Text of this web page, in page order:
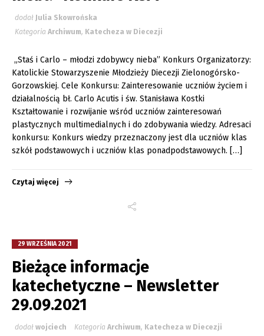
dodał Julia Skowrońska
Kategoria Archiwum, Katecheza w Diecezji
„Staś i Carlo – młodzi zdobywcy nieba” Konkurs Organizatorzy:
Katolickie Stowarzyszenie Młodzieży Diecezji Zielonogórsko-
Gorzowskiej. Cele Konkursu: Zainteresowanie uczniów życiem i
działalnością bł. Carlo Acutis i św. Stanisława Kostki
Kształtowanie i rozwijanie wśród uczniów zainteresowań
plastycznych multimedialnych i do zdobywania wiedzy. Adresaci
konkursu: Konkurs wiedzy przeznaczony jest dla uczniów klas
szkół podstawowych i uczniów klas ponadpodstawowych. […]
Czytaj więcej
29 WRZEŚNIA 2021
Bieżące informacje
katechetyczne – Newsletter
29.09.2021
dodał wojciech Kategoria Archiwum, Katecheza w Diecezji